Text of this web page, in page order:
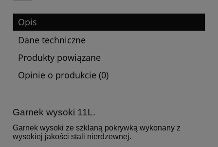
Opis
Dane techniczne
Produkty powiązane
Opinie o produkcie (0)
Garnek wysoki 11L.
Garnek wysoki ze szklaną pokrywką wykonany z
wysokiej jakości stali nierdzewnej.